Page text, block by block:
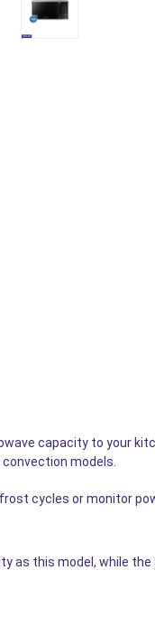
capacity to your
models.
cycles or monitor
as this model, while